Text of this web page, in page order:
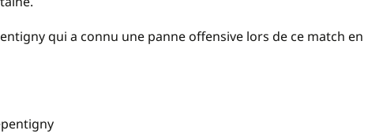
qui a connu une panne offensive lors de ce match en